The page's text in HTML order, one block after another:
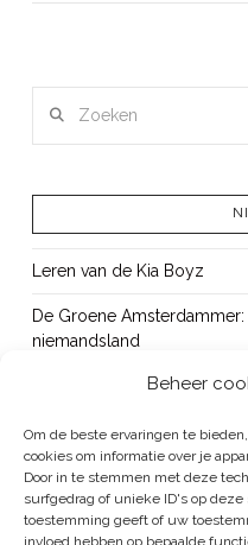
Beheer
Om de beste ervaringen te
cookies om informatie over je
Door in te stemmen met deze
surfgedrag of unieke ID's op
toestemming geeft of uw
invloed hebben op bepaalde
Leren van de Kia Boyz
De Groene
niemandsland
Cursus Wapens op school:
OUT!
Bureau Beke ontwikkelt